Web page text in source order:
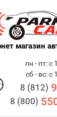
магазин
пн - пт: с
сб - вс: с
8 (812)
8 (800)